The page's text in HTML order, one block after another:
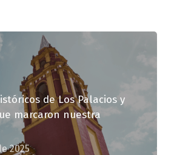
de Los Palacios y
marcaron nuestra
2025